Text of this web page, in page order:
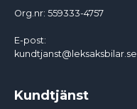
Org.nr: 559333-4757
E-post:
kundtjanst@leksaksbilar.se
Kundtjänst